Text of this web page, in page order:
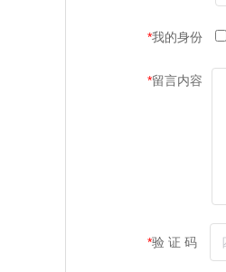
*我的身份
*留言内容
*验 证 码